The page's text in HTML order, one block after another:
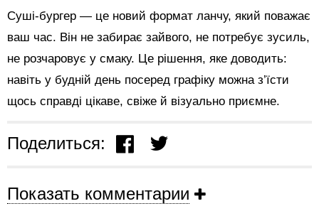
Суші-бургер — це новий формат ланчу, який поважає
ваш час. Він не забирає зайвого, не потребує зусиль,
не розчаровує у смаку. Це рішення, яке доводить:
навіть у будній день посеред графіку можна з’їсти
щось справді цікаве, свіже й візуально приємне.
Поделиться:
Показать комментарии